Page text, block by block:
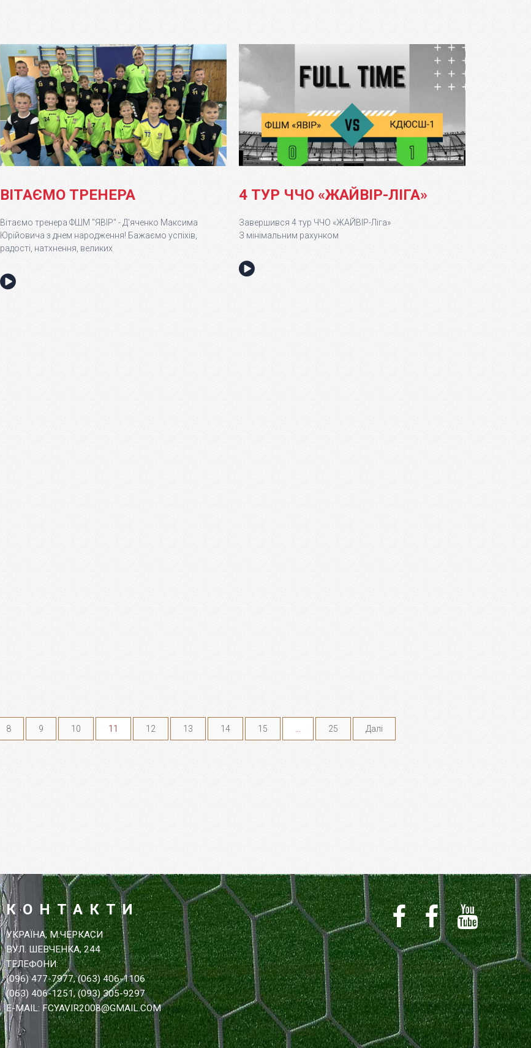
ВІТАЄМО ТРЕНЕРА
Вітаємо тренера ФШМ "ЯВІР" - Д'яченко Максима
Юрійовича з днем народження! Бажаємо успіхів,
радості, натхнення, великих
4 ТУР ЧЧО «ЖАЙВІР-ЛІГА»
Завершився 4 тур ЧЧО «ЖАЙВІР-Ліга»
З мінімальним рахунком
8 9 10 11 12 13 14 15 25 Далі
КОНТАКТИ
УКРАЇНА, М.ЧЕРКАСИ
ВУЛ. ШЕВЧЕНКА, 244
ТЕЛЕФОНИ:
(096) 477-7977, (063) 406-1106
(063) 406-1251, (093) 305-9297
E-MAIL: FCYAVIR2008@GMAIL.COM